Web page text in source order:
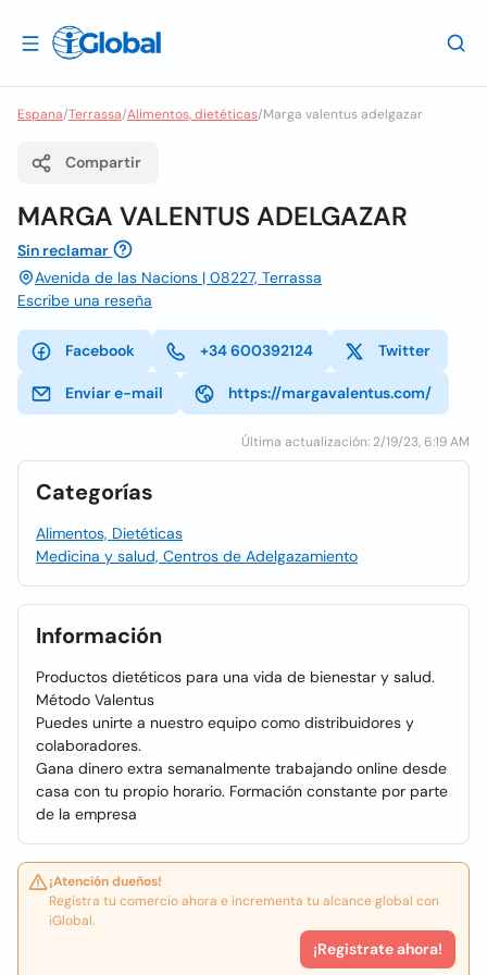
Espana/Terrassa/Alimentos, dietéticas/Marga valentus adelgazar
Compartir
MARGA VALENTUS ADELGAZAR
Sin reclamar
Avenida de las Nacions | 08227, Terrassa
Escribe una reseña
Facebook +34 600392124 Twitter
Enviar e-mail https://margavalentus.com/
Última actualización: 2/19/23, 6:19 AM
Categorías
Alimentos, Dietéticas
Medicina y salud, Centros de Adelgazamiento
Información
Productos dietéticos para una vida de bienestar y salud.
Método Valentus
Puedes unirte a nuestro equipo como distribuidores y
colaboradores.
Gana dinero extra semanalmente trabajando online desde
casa con tu propio horario. Formación constante por parte
de la empresa
¡Atención dueños!
Registra tu comercio ahora e incrementa tu alcance global con
iGlobal.
¡Registrate ahora!